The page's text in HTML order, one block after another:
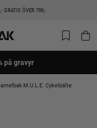
GRATIS ÖVER 799,-
på gravyr
M.U.L.E. Cykelbälte